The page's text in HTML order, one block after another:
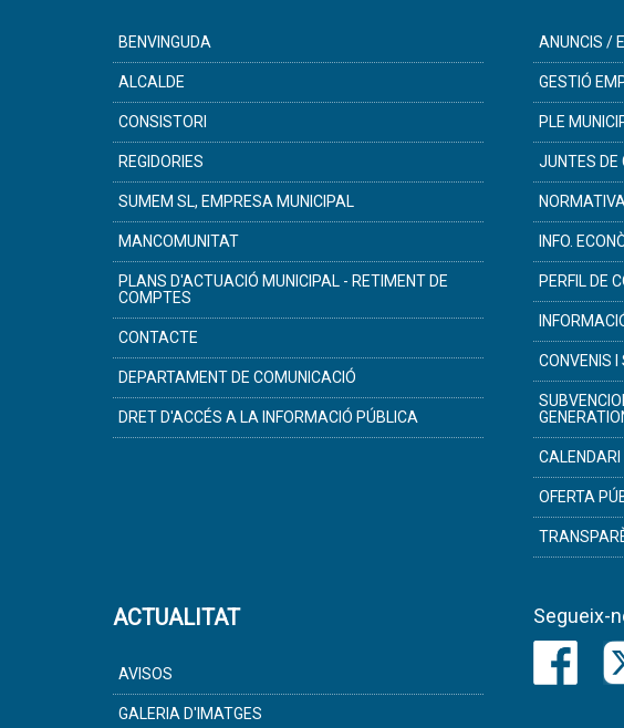
BENVINGUDA
ALCALDE
CONSISTORI
REGIDORIES
SUMEM SL, EMPRESA MUNICIPAL
MANCOMUNITAT
PLANS D'ACTUACIÓ MUNICIPAL - RETIMENT DE
COMPTES
CONTACTE
DEPARTAMENT DE COMUNICACIÓ
DRET D'ACCÉS A LA INFORMACIÓ PÚBLICA
ANUNCIS /
GESTIÓ
PLE
JUNTES DE
NORMATIVA
INFO.
PERFIL DE
CONVENIS I
OFERTA
ACTUALITAT
AVISOS
GALERIA D'IMATGES
Segueix-